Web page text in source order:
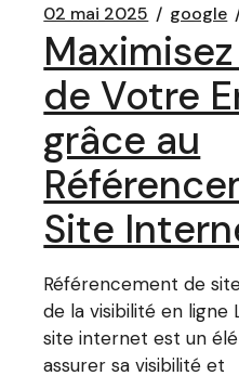
02 mai 2025 google
de Votre
grâce au
Site
Référencement de
de la visibilité en ligne
site internet est un
assurer sa visibilité et